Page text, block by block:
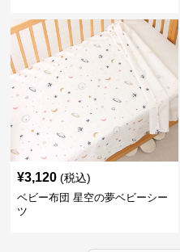
¥3,120 (税込)
ベビー布団 星空の夢ベビーシー
ツ